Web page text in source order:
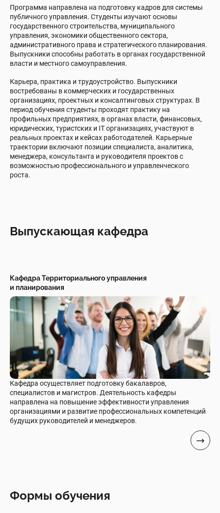
Программа направлена на подготовку кадров для системы
публичного управления. Студенты изучают основы
государственного строительства, муниципального
управления, экономики общественного сектора,
административного права и стратегического планирования.
Выпускники способны работать в органах государственной
власти и местного самоуправления.
Карьера, практика и трудоустройство. Выпускники
востребованы в коммерческих и государственных
организациях, проектных и консалтинговых структурах. В
период обучения студенты проходят практику на
профильных предприятиях, в органах власти, финансовых,
юридических, туристских и IT организациях, участвуют в
реальных проектах и кейсах работодателей. Карьерные
траектории включают позиции специалиста, аналитика,
менеджера, консультанта и руководителя проектов с
возможностью профессионального и управленческого
роста.
Выпускающая кафедра
Кафедра Территориального управления
и планирования
Кафедра осуществляет подготовку бакалавров,
специалистов и магистров. Деятельность кафедры
направлена на повышение эффективности управления
организациями и развитие профессиональных компетенций
будущих руководителей и менеджеров.
Формы обучения